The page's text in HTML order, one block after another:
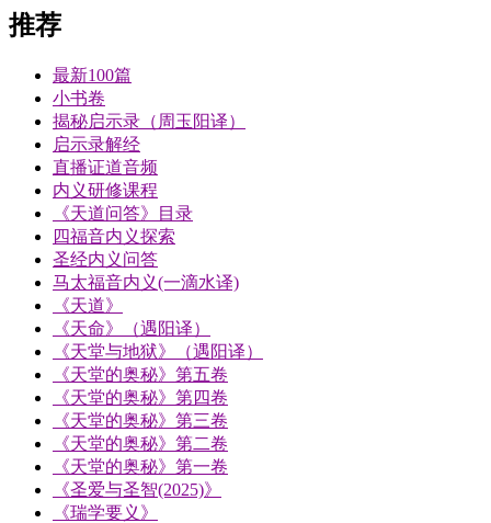
推荐
最新100篇
小书卷
揭秘启示录（周玉阳译）
启示录解经
直播证道音频
内义研修课程
《天道问答》目录
四福音内义探索
圣经内义问答
马太福音内义(一滴水译)
《天道》
《天命》（遇阳译）
《天堂与地狱》（遇阳译）
《天堂的奥秘》第五卷
《天堂的奥秘》第四卷
《天堂的奥秘》第三卷
《天堂的奥秘》第二卷
《天堂的奥秘》第一卷
《圣爱与圣智(2025)》
《瑞学要义》